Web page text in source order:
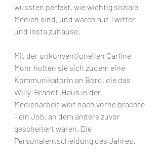
wussten perfekt, wie wichtig soziale
Medien sind, und waren auf Twitter
und Insta zuhause.
Mit der unkonventionellen Carline
Mohr holten sie sich zudem eine
Kommunikatorin an Bord, die das
Willy-Brandt-Haus in der
Medienarbeit weit nach vorne brachte
- ein Job, an dem andere zuvor
gescheitert waren. Die
Personalentscheidung des Jahres.